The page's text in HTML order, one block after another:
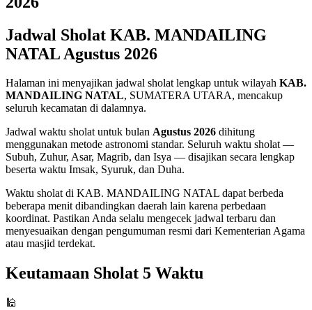
Jadwal Sholat KAB. MANDAILING
NATAL Agustus 2026
Halaman ini menyajikan jadwal sholat lengkap untuk wilayah KAB.
MANDAILING NATAL, SUMATERA UTARA, mencakup
seluruh kecamatan di dalamnya.
Jadwal waktu sholat untuk bulan Agustus 2026 dihitung
menggunakan metode astronomi standar. Seluruh waktu sholat —
Subuh, Zuhur, Asar, Magrib, dan Isya — disajikan secara lengkap
beserta waktu Imsak, Syuruk, dan Duha.
Waktu sholat di KAB. MANDAILING NATAL dapat berbeda
beberapa menit dibandingkan daerah lain karena perbedaan
koordinat. Pastikan Anda selalu mengecek jadwal terbaru dan
menyesuaikan dengan pengumuman resmi dari Kementerian Agama
atau masjid terdekat.
Keutamaan Sholat 5 Waktu
🕌